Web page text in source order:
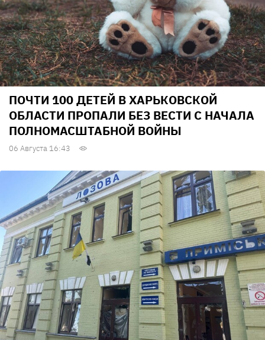
ПОЧТИ 100 ДЕТЕЙ В ХАРЬКОВСКОЙ
ОБЛАСТИ ПРОПАЛИ БЕЗ ВЕСТИ С НАЧАЛА
ПОЛНОМАСШТАБНОЙ ВОЙНЫ
06 Августа 16:43